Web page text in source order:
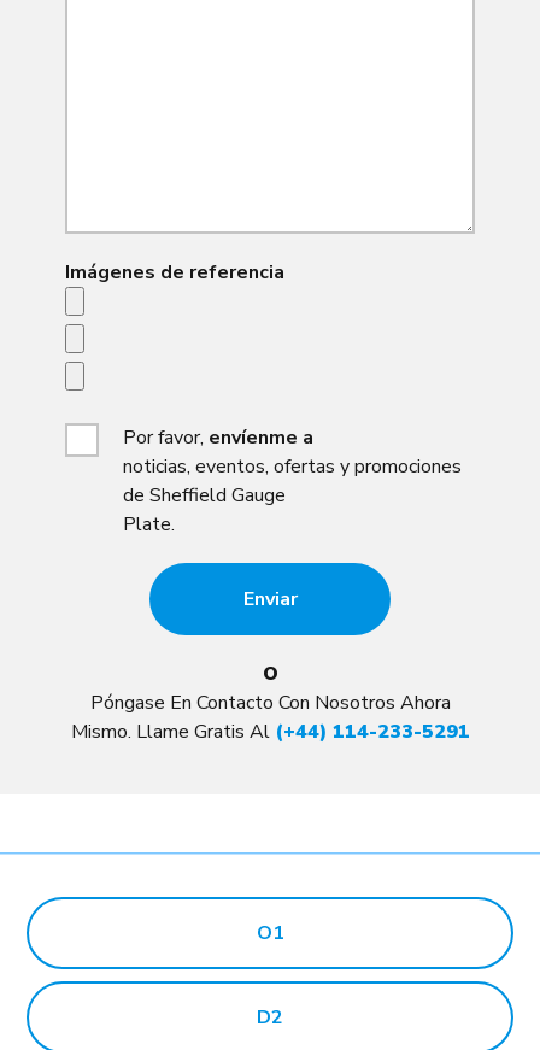
Imágenes de referencia
Por favor, envíenme a
noticias, eventos, ofertas y promociones
de Sheffield Gauge
Plate.
O
Póngase En Contacto Con Nosotros Ahora
Mismo. Llame Gratis Al (+44) 114-233-5291
O1
D2